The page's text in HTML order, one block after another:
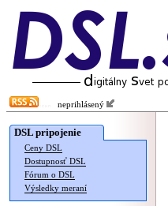
neprihlásený
DSL pripojenie
Ceny DSL
Dostupnosť DSL
Fórum o DSL
Výsledky meraní